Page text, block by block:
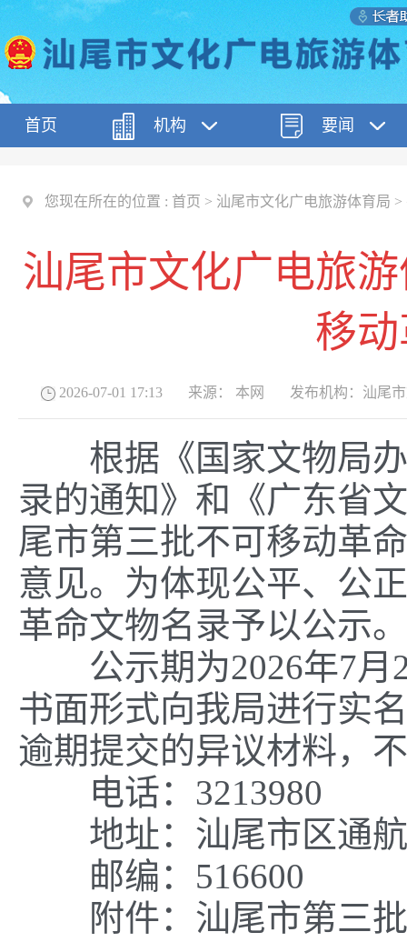
首页 机构 要闻
您现在所在的位置 : 首页 > 汕尾市文化广电旅游体育局 >
汕尾市文化广电旅
移
2026-07-01 17:13 来源： 本网 发布机构： 汕尾
根据《国家文物局办
录的通知》和《广东省
尾市第三批不可移动革
意见。为体现公平、公
革命文物名录予以公示。
公示期为2026年7月2
书面形式向我局进行实
逾期提交的异议材料，
电话：3213980
地址：汕尾市区通航
邮编：516600
附件：汕尾市第三批